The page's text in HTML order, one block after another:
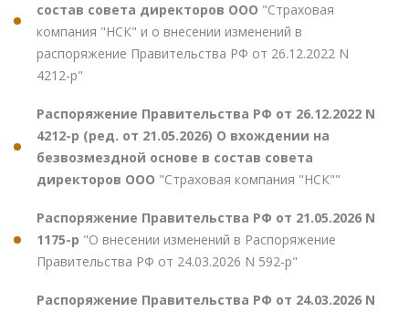
состав совета директоров ООО "Страховая
компания "НСК" и о внесении изменений в
распоряжение Правительства РФ от 26.12.2022 N
4212-р"
Распоряжение Правительства РФ от 26.12.2022 N
4212-р (ред. от 21.05.2026) О вхождении на
безвозмездной основе в состав совета
директоров ООО "Страховая компания "НСК""
Распоряжение Правительства РФ от 21.05.2026 N
1175-р "О внесении изменений в Распоряжение
Правительства РФ от 24.03.2026 N 592-р"
Распоряжение Правительства РФ от 24.03.2026 N